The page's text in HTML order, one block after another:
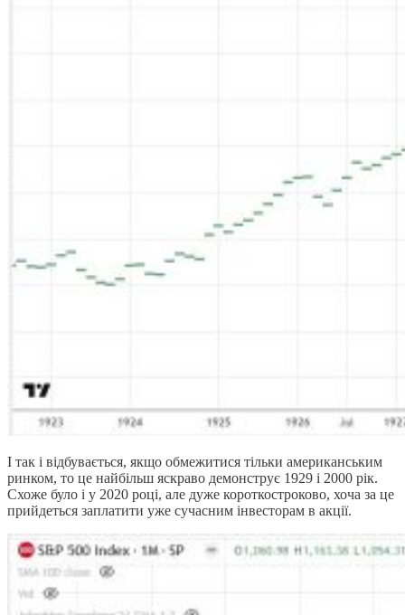
І так і відбувається, якщо обмежитися тільки американським
ринком, то це найбільш яскраво демонструє 1929 і 2000 рік.
Схоже було і у 2020 році, але дуже короткостроково, хоча за це
прийдеться заплатити уже сучасним інвесторам в акції.